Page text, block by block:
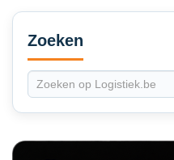
Secondary
Sidebar
Zoeken